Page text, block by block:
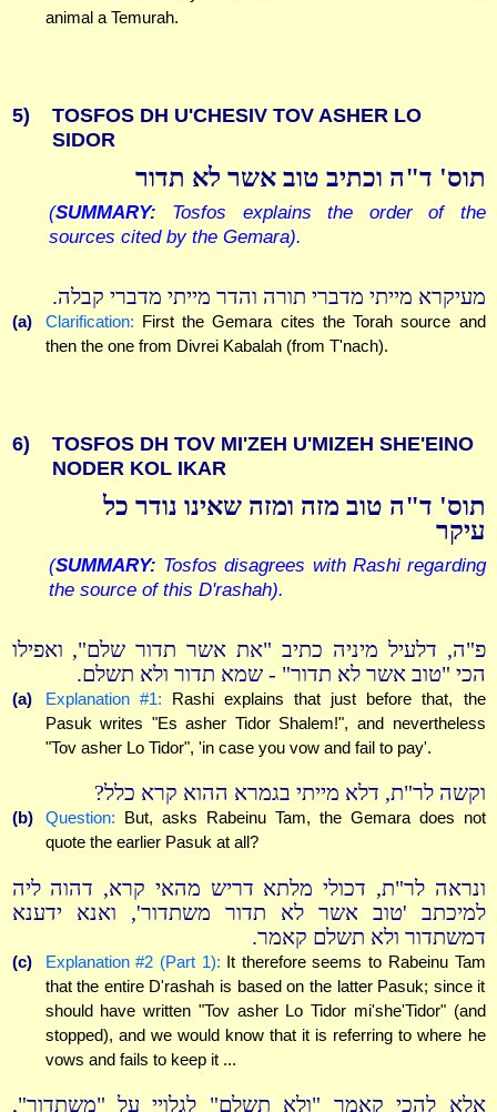
animal a Temurah.
5)
TOSFOS DH U'CHESIV TOV ASHER LO
SIDOR
תוס' ד"ה וכתיב טוב אשר לא תדור
(SUMMARY: Tosfos explains the order of the
sources cited by the Gemara).
מעיקרא מייתי מדברי תורה והדר מייתי מדברי קבלה.
(a) Clarification: First the Gemara cites the Torah source and
then the one from Divrei Kabalah (from T'nach).
6)
TOSFOS DH TOV MI'ZEH U'MIZEH SHE'EINO
NODER KOL IKAR
תוס' ד"ה טוב מזה ומזה שאינו נודר כל
עיקר
(SUMMARY: Tosfos disagrees with Rashi regarding
the source of this D'rashah).
פ"ה, דלעיל מיניה כתיב "את אשר תדור שלם", ואפילו
הכי "טוב אשר לא תדור" - שמא תדור ולא תשלם.
(a) Explanation #1: Rashi explains that just before that, the
Pasuk writes "Es asher Tidor Shalem!", and nevertheless
"Tov asher Lo Tidor", 'in case you vow and fail to pay'.
וקשה לר"ת, דלא מייתי בגמרא ההוא קרא כלל?
(b) Question: But, asks Rabeinu Tam, the Gemara does not
quote the earlier Pasuk at all?
ונראה לר"ת, דכולי מלתא דריש מהאי קרא, דהוה ליה
למיכתב 'טוב אשר לא תדור משתדור', ואנא ידענא
דמשתדור ולא תשלם קאמר.
(c) Explanation #2 (Part 1): It therefore seems to Rabeinu Tam
that the entire D'rashah is based on the latter Pasuk; since it
should have written "Tov asher Lo Tidor mi'she'Tidor" (and
stopped), and we would know that it is referring to where he
vows and fails to keep it ...
אלא להכי קאמר "ולא תשלם" לגלויי על "משתדור",